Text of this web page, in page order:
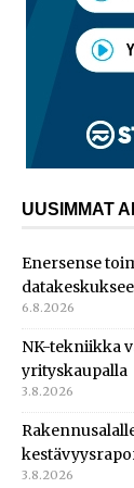
UUSIMMAT
Enersense
6.8.2026
NK-tekniikka
yrityskaupalla
3.8.2026
3.8.2026